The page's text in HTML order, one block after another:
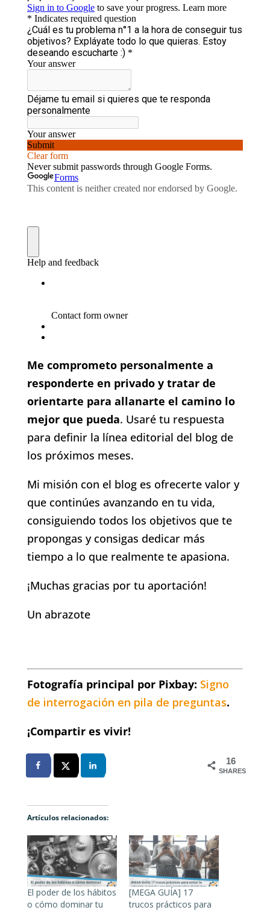
Me comprometo personalmente a
responderte en privado y tratar de
orientarte para allanarte el camino lo
mejor que pueda. Usaré tu respuesta
para definir la línea editorial del blog de
los próximos meses.
Mi misión con el blog es ofrecerte valor y
que continúes avanzando en tu vida,
consiguiendo todos los objetivos que te
propongas y consigas dedicar más
tiempo a lo que realmente te apasiona.
¡Muchas gracias por tu aportación!
Un abrazote
Fotografía principal por Pixbay: Signo
de interrogación en pila de preguntas.
¡Compartir es vivir!
16
SHARES
Artículos relacionados:
El poder de los hábitos
o cómo dominar tu
[MEGA GUÍA] 17
trucos prácticos para